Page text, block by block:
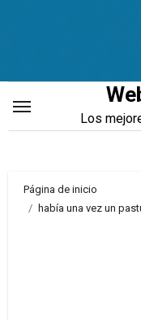
Los
Página de inicio
había una vez un